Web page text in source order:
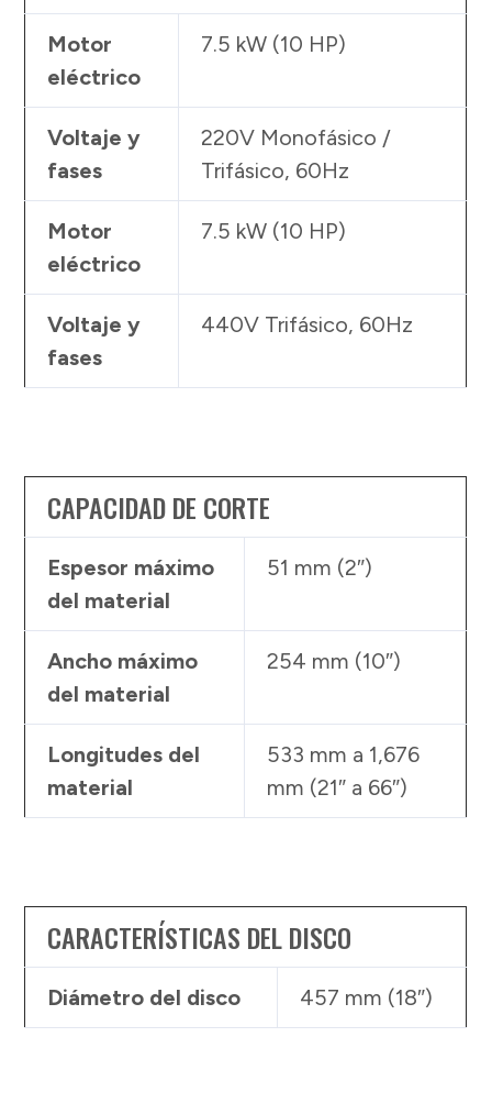
Motor
eléctrico
7.5 kW (10 HP)
Voltaje y
fases
220V Monofásico /
Trifásico, 60Hz
Motor
eléctrico
7.5 kW (10 HP)
Voltaje y
fases
440V Trifásico, 60Hz
CAPACIDAD DE CORTE
Espesor máximo
del material
51 mm (2″)
Ancho máximo
del material
254 mm (10″)
Longitudes del
material
533 mm a 1,676
mm (21″ a 66″)
CARACTERÍSTICAS DEL DISCO
Diámetro del disco 457 mm (18″)